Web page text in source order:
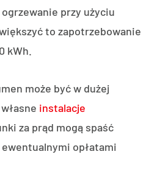
przy użyciu
to zapotrzebowanie
kWh.
może być w dużej
instalacje
za prąd mogą spaść
opłatami